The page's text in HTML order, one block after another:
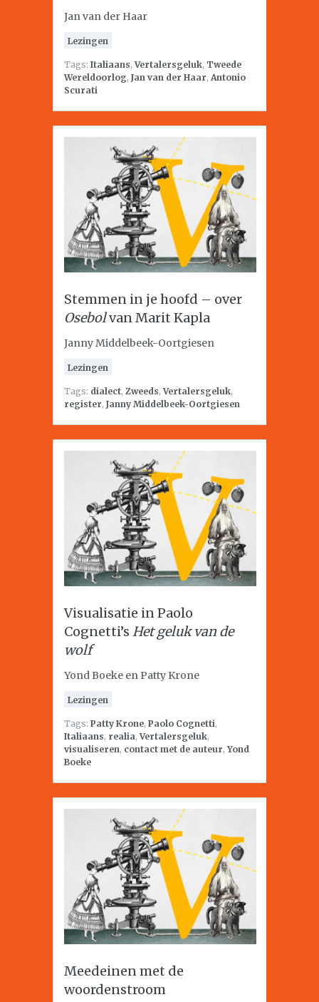
Jan van der Haar
Lezingen
Tags: Italiaans,Vertalersgeluk, Tweede
Wereldoorlog, Jan van der Haar, Antonio
Scurati
Stemmen in je hoofd – over
Osebolvan Marit Kapla
Janny Middelbeek-Oortgiesen
Lezingen
Tags: dialect, Zweeds,Vertalersgeluk,
register, Janny Middelbeek-Oortgiesen
Visualisatie in Paolo
Cognetti’s Het geluk van de
wolf
Yond Boeke en Patty Krone
Lezingen
Tags: Patty Krone, Paolo Cognetti,
Italiaans, realia,Vertalersgeluk,
visualiseren, contact met de auteur,Yond
Boeke
Meedeinen met de
woordenstroom